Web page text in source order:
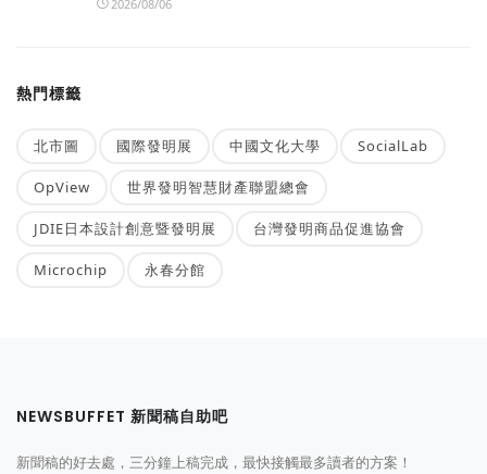
2026/08/06
熱門標籤
北市圖 國際發明展 中國文化大學 SocialLab
OpView 世界發明智慧財產聯盟總會
JDIE日本設計創意暨發明展 台灣發明商品促進協會
Microchip 永春分館
NEWSBUFFET 新聞稿自助吧
新聞稿的好去處，三分鐘上稿完成，最快接觸最多讀者的方案！